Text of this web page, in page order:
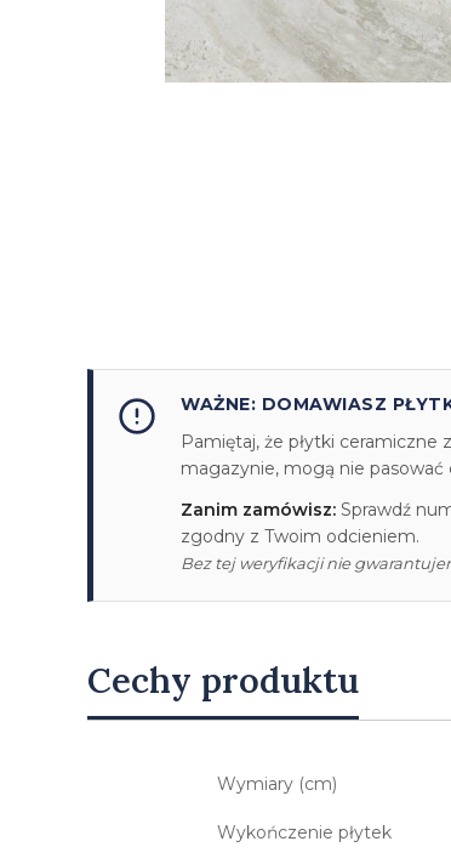
WAŻNE: DOMAWIASZ
Pamiętaj, że płytki
magazynie, mogą nie
Zanim zamówisz: Sprawdź
zgodny z Twoim odcieniem.
Bez tej weryfikacji nie
Cechy produktu
Wymiary (cm)
Wykończenie płytek